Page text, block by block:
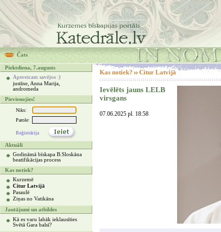
Čats
Piektdiena, 7.augusts
Apsveicam savējos :)
justīne, Anna Marija,
andromeda
Pievienojies!
Niks:
Parole:
Reģistrācija
Aktuāli
Godināmā bīskapa B.Sloskāna
beatifikācijas process
Kas notiek?
Kurzemē
Citur Latvijā
Pasaulē
Ziņas no Vatikāna
Jautājumi un atbildes
Kā es varu labāk ieklausīties
Svētā Gara balsī?
Kas notiek? Citur Latvijā
Ievēlēts jauns LELB
virsgans
07.06.2025 pl. 18:58